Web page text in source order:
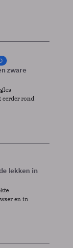
zware
eerder rond
lekken in
en in